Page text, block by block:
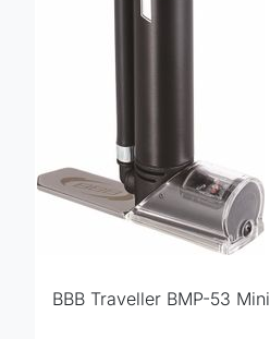
BBB Traveller BMP-53